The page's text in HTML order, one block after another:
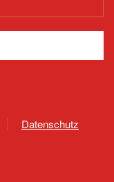
Datenschutz